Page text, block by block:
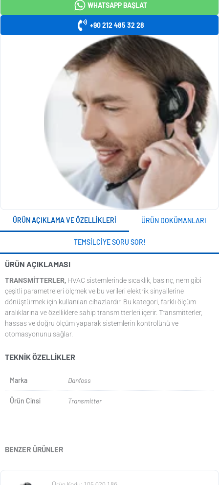
WHATSAPP BAŞLAT
+90 212 485 32 28
ÜRÜN AÇIKLAMA VE ÖZELLIKLERI ÜRÜN DOKÜMANLARI
TEMSILCIYE SORU SOR!
ÜRÜN AÇIKLAMASI
TRANSMITTERLER, HVAC sistemlerinde sıcaklık, basınç, nem gibi
çeşitli parametreleri ölçmek ve bu verileri elektrik sinyallerine
dönüştürmek için kullanılan cihazlardır. Bu kategori, farklı ölçüm
aralıklarına ve özelliklere sahip transmitterleri içerir. Transmitterler,
hassas ve doğru ölçüm yaparak sistemlerin kontrolünü ve
otomasyonunu sağlar.
TEKNIK ÖZELLIKLER
Marka Danfoss
Ürün Cinsi Transmitter
BENZER ÜRÜNLER